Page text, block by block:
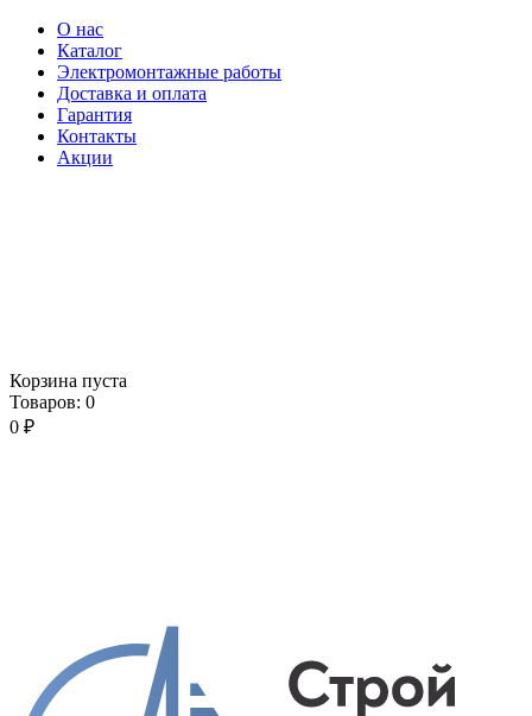
О нас
Каталог
Электромонтажные работы
Доставка и оплата
Гарантия
Контакты
Акции
Корзина пуста
Товаров: 0
0 ₽